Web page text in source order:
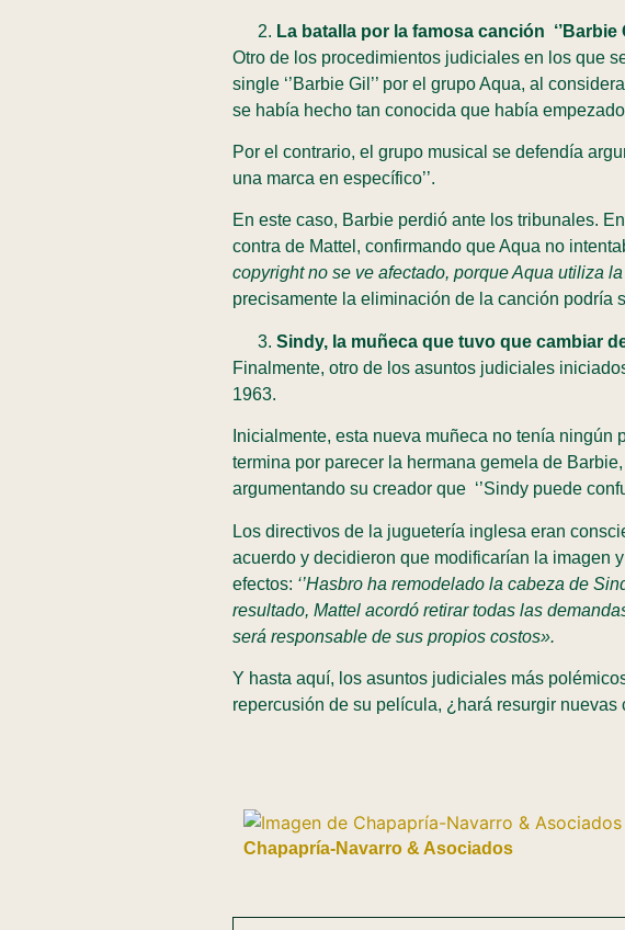
La batalla por la famosa canción ‘’Barbie
Otro de los procedimientos judiciales en los que
single ‘’Barbie Gil’’ por el grupo Aqua, al
se había hecho tan conocida que había
Por el contrario, el grupo musical se defendía
una marca en específico’’.
En este caso, Barbie perdió ante los tribunales.
contra de Mattel, confirmando que Aqua no
copyright no se ve afectado, porque Aqua utiliza
precisamente la eliminación de la canción podría
Sindy, la muñeca que tuvo que cambiar
Finalmente, otro de los asuntos judiciales
1963.
Inicialmente, esta nueva muñeca no tenía
termina por parecer la hermana gemela de
argumentando su creador que ‘’Sindy puede
Los directivos de la juguetería inglesa eran
acuerdo y decidieron que modificarían la imagen
efectos: ‘’Hasbro ha remodelado la cabeza de
resultado, Mattel acordó retirar todas las
será responsable de sus propios costos».
Y hasta aquí, los asuntos judiciales más
repercusión de su película, ¿hará resurgir
Chapapría-Navarro & Asociados